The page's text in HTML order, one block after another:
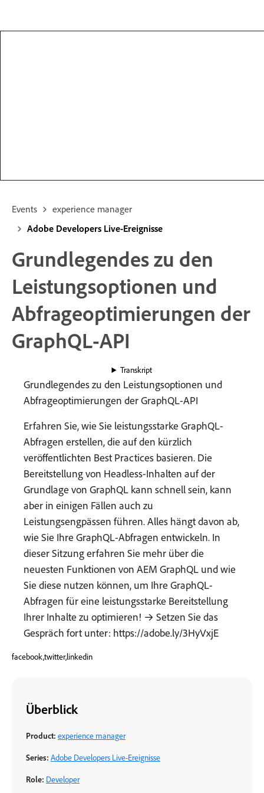
Events
experience manager
Adobe Developers Live-Ereignisse
Grundlegendes zu den
Leistungsoptionen und
Abfrageoptimierungen der
GraphQL-API
Transkript
Grundlegendes zu den Leistungsoptionen und
Abfrageoptimierungen der GraphQL-API
Erfahren Sie, wie Sie leistungsstarke GraphQL-
Abfragen erstellen, die auf den kürzlich
veröffentlichten Best Practices basieren. Die
Bereitstellung von Headless-Inhalten auf der
Grundlage von GraphQL kann schnell sein, kann
aber in einigen Fällen auch zu
Leistungsengpässen führen. Alles hängt davon ab,
wie Sie Ihre GraphQL-Abfragen entwickeln. In
dieser Sitzung erfahren Sie mehr über die
neuesten Funktionen von AEM GraphQL und wie
Sie diese nutzen können, um Ihre GraphQL-
Abfragen für eine leistungsstarke Bereitstellung
Ihrer Inhalte zu optimieren! → Setzen Sie das
Gespräch fort unter: https://adobe.ly/3HyVxjE
facebook,twitter,linkedin
Überblick
Product: experience manager
Series: Adobe Developers Live-Ereignisse
Role: Developer